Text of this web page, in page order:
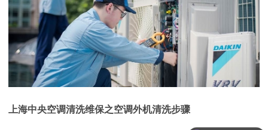
上海中央空调清洗维保之空调外机清洗步骤